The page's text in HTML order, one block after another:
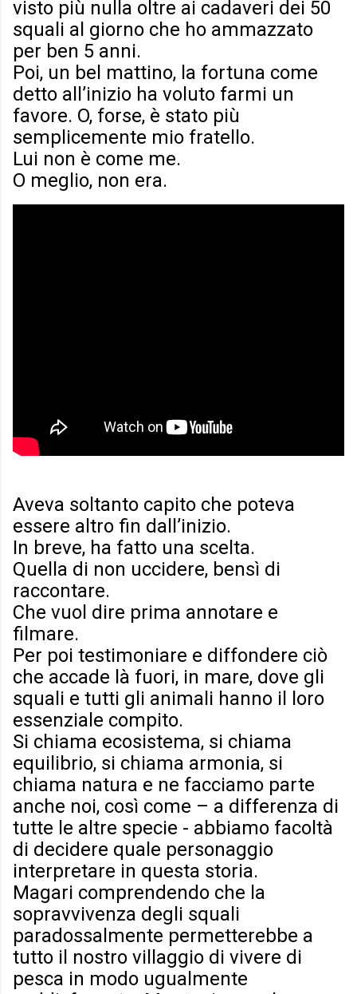
visto più nulla oltre ai cadaveri dei 50
squali al giorno che ho ammazzato
per ben 5 anni.
Poi, un bel mattino, la fortuna come
detto all’inizio ha voluto farmi un
favore. O, forse, è stato più
semplicemente mio fratello.
Lui non è come me.
O meglio, non era.
Aveva soltanto capito che poteva
essere altro fin dall’inizio.
In breve, ha fatto una scelta.
Quella di non uccidere, bensì di
raccontare.
Che vuol dire prima annotare e
filmare.
Per poi testimoniare e diffondere ciò
che accade là fuori, in mare, dove gli
squali e tutti gli animali hanno il loro
essenziale compito.
Si chiama ecosistema, si chiama
equilibrio, si chiama armonia, si
chiama natura e ne facciamo parte
anche noi, così come – a differenza di
tutte le altre specie - abbiamo facoltà
di decidere quale personaggio
interpretare in questa storia.
Magari comprendendo che la
sopravvivenza degli squali
paradossalmente permetterebbe a
tutto il nostro villaggio di vivere di
pesca in modo ugualmente